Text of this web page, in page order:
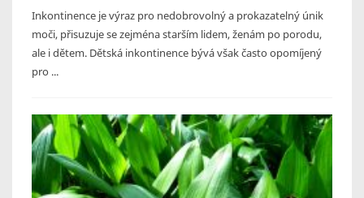
Inkontinence je výraz pro nedobrovolný a prokazatelný únik
moči, přisuzuje se zejména starším lidem, ženám po porodu,
ale i dětem. Dětská inkontinence bývá však často opomíjený
pro ...